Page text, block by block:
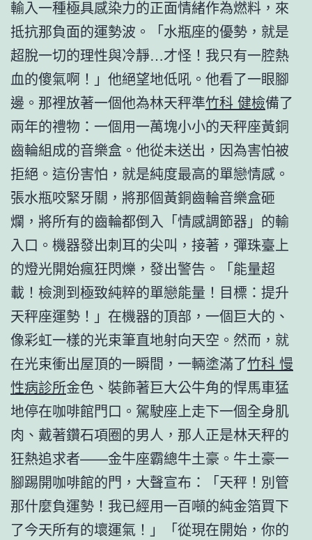
輸入一種極具感染力的正面情緒作為燃料，來
抵抗那負面的運勢波。「水瓶座的優勢，就是
超脫一切的理性與冷靜…才怪！我只有一腔熱
血的傻氣啊！」他絕望地低吼。他看了一眼腳
邊。那裡放著一個他為林天秤準竹科 健檢備了
兩年的禮物：一個用一萬塊小小的天秤座黃銅
齒輪組成的音樂盒。他從未送出，因為害怕被
拒絕。這份害怕，就是純度最高的單戀情感。
張水瓶咬緊牙關，將那個黃銅齒輪音樂盒砸
爛，將所有的齒輪都倒入「情感調節器」的輸
入口。機器發出刺耳的尖叫，接著，彈珠臺上
的燈光開始瘋狂閃爍，發出警告。「能量超
載！檢測到極致純粹的單戀能量！目標：提升
天秤座運勢！」在機器的頂部，一個巨大的、
像彩虹一樣的光束筆直地射向天空。然而，就
在光束衝出屋頂的一瞬間，一輛塗滿了竹科 慢
性病診所金色、裝飾著巨大公牛角的悍馬車猛
地停在咖啡館門口。駕駛座上走下一個全身肌
肉、戴著鑽石項圈的男人，那人正是林天秤的
狂熱追求者——金牛座霸總牛土豪。牛土豪一
腳踢開咖啡館的門，大聲宣布：「天秤！別管
那什麼負運勢！我已經用一百噸的純金箔買下
了今天所有的壞運氣！」「從現在開始，你的